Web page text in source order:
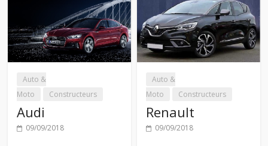
Auto &
Moto
Constructeurs
Audi
09/09/2018
Auto &
Moto
Constructeurs
Renault
09/09/2018